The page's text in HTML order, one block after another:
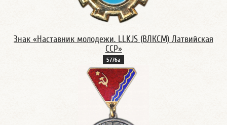
Знак «Наставник молодежи. LLKJS (ВЛКСМ) Латвийская
ССР»
5776a